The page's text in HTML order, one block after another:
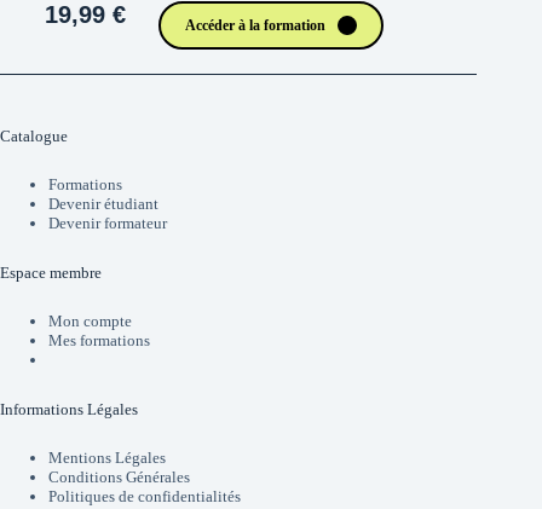
19,99 € Accéder à la formation
Catalogue
Formations
Devenir étudiant
Devenir formateur
Espace membre
Mon compte
Mes formations
Informations Légales
Mentions Légales
Conditions Générales
Politiques de confidentialités